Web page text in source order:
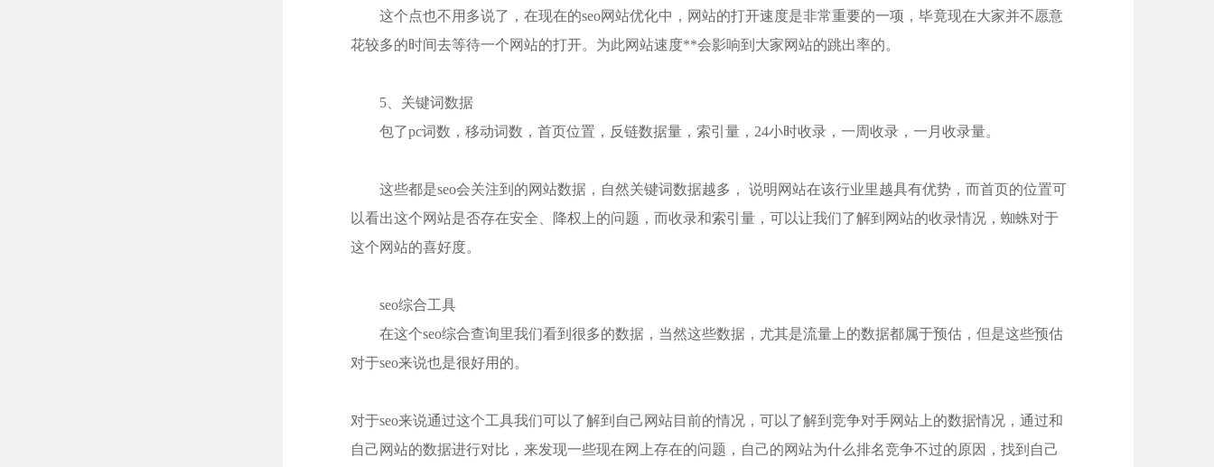
这个点也不用多说了，在现在的seo网站优化中，网站的打开速度是非常重要的一项，毕竟现在大家并不愿意
花较多的时间去等待一个网站的打开。为此网站速度**会影响到大家网站的跳出率的。
5、关键词数据
包了pc词数，移动词数，首页位置，反链数据量，索引量，24小时收录，一周收录，一月收录量。
这些都是seo会关注到的网站数据，自然关键词数据越多， 说明网站在该行业里越具有优势，而首页的位置可
以看出这个网站是否存在安全、降权上的问题，而收录和索引量，可以让我们了解到网站的收录情况，蜘蛛对于
这个网站的喜好度。
seo综合工具
在这个seo综合查询里我们看到很多的数据，当然这些数据，尤其是流量上的数据都属于预估，但是这些预估
对于seo来说也是很好用的。
对于seo来说通过这个工具我们可以了解到自己网站目前的情况，可以了解到竞争对手网站上的数据情况，通过和
自己网站的数据进行对比，来发现一些现在网上存在的问题，自己的网站为什么排名竞争不过的原因，找到自己